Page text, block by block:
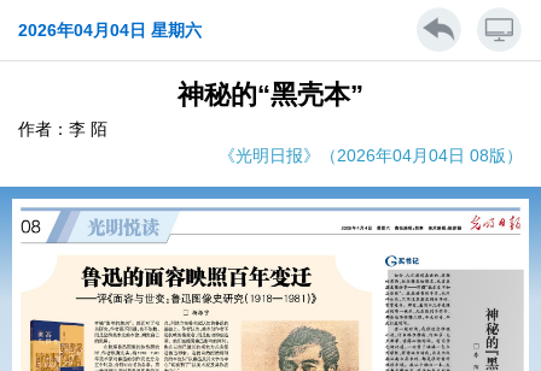
2026年04月04日 星期六
神秘的“黑壳本”
作者：李 陌
《光明日报》（2026年04月04日 08版）